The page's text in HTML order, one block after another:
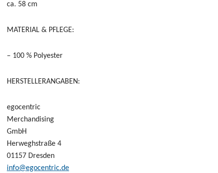
ca. 58 cm
MATERIAL & PFLEGE:
– 100 % Polyester
HERSTELLERANGABEN:
egocentric
Merchandising
GmbH
Herweghstraße 4
01157 Dresden
info@egocentric.de